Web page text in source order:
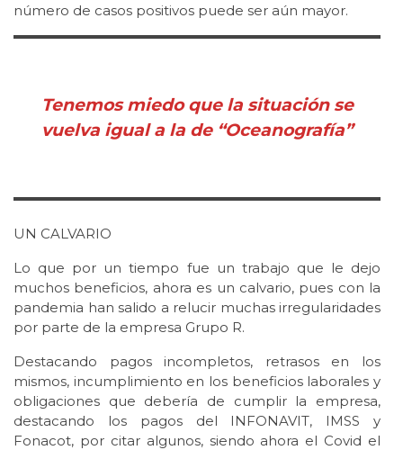
número de casos positivos puede ser aún mayor.
Tenemos miedo que la situación se
vuelva igual a la de “Oceanografía”
UN CALVARIO
Lo que por un tiempo fue un trabajo que le dejo
muchos beneficios, ahora es un calvario, pues con la
pandemia han salido a relucir muchas irregularidades
por parte de la empresa Grupo R.
Destacando pagos incompletos, retrasos en los
mismos, incumplimiento en los beneficios laborales y
obligaciones que debería de cumplir la empresa,
destacando los pagos del INFONAVIT, IMSS y
Fonacot, por citar algunos, siendo ahora el Covid el